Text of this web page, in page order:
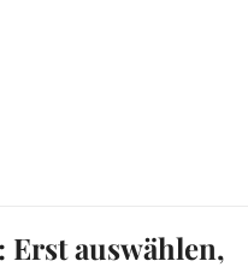
auswählen,